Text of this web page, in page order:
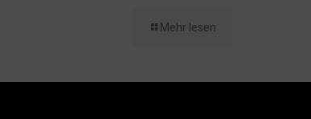
Mehr lesen